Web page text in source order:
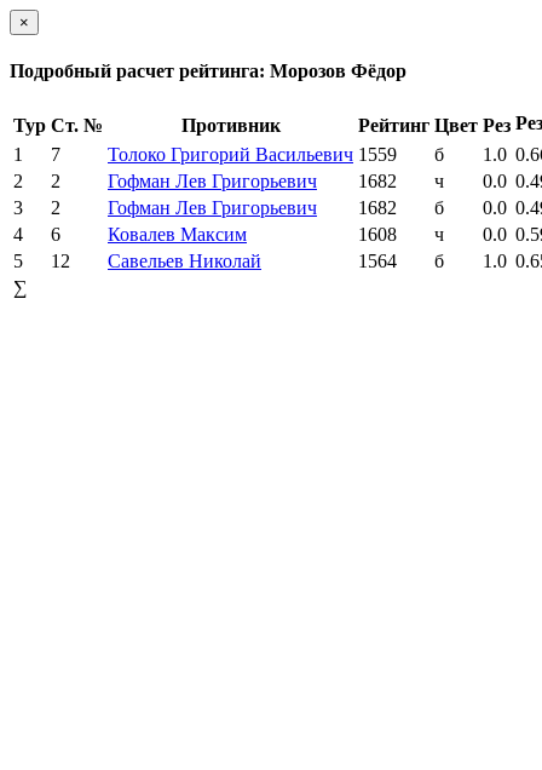
×
Подробный расчет рейтинга: Морозов Фёдор
Тур Ст. № Противник Рейтинг Цвет Рез Рез
1
7 Толоко Григорий Васильевич 1559 б 1.0
2
2 Гофман Лев Григорьевич 1682 ч 0.0
3
2 Гофман Лев Григорьевич 1682 б 0.0
4
6 Ковалев Максим 1608 ч 0.0
5
12 Савельев Николай 1564 б 1.0
∑